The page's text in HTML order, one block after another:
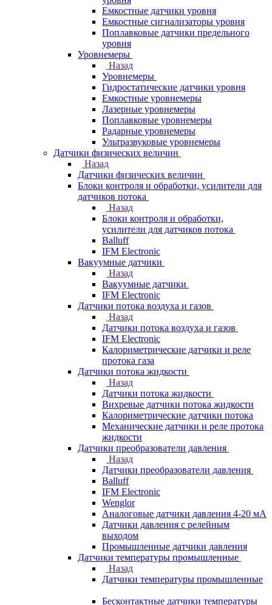
Емкостные датчики уровня
Емкостные сигнализаторы уровня
Поплавковые датчики предельного
уровня
Уровнемеры
Назад
Уровнемеры
Гидростатические датчики уровня
Емкостные уровнемеры
Лазерные уровнемеры
Поплавковые уровнемеры
Радарные уровнемеры
Ультразвуковые уровнемеры
Датчики физических величин
Назад
Датчики физических величин
Блоки контроля и обработки, усилители для
датчиков потока
Назад
Блоки контроля и обработки,
усилители для датчиков потока
Balluff
IFM Electronic
Вакуумные датчики
Назад
Вакуумные датчики
IFM Electronic
Датчики потока воздуха и газов
Назад
Датчики потока воздуха и газов
IFM Electronic
Калориметрические датчики и реле
протока газа
Датчики потока жидкости
Назад
Датчики потока жидкости
Вихревые датчики потока жидкости
Калориметрические датчики потока
Механические датчики и реле протока
жидкости
Датчики преобразователи давления
Назад
Датчики преобразователи давления
Balluff
IFM Electronic
Wenglor
Аналоговые датчики давления 4-20 мА
Датчики давления с релейным
выходом
Промышленные датчики давления
Датчики температуры промышленные
Назад
Датчики температуры промышленные
Бесконтактные датчики температуры